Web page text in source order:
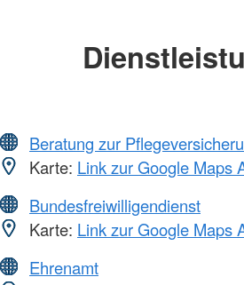
Beratung zur
Karte: Link zur Google Maps
Bundesfreiwilligendienst
Karte: Link zur Google Maps
Ehrenamt